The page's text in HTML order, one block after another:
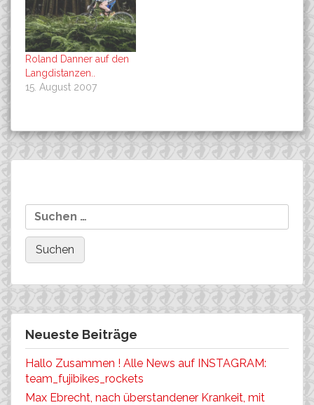
Roland Danner auf den
Langdistanzen..
15. August 2007
Neueste Beiträge
Hallo Zusammen ! Alle News auf INSTAGRAM:
team_fujibikes_rockets
Max Ebrecht, nach überstandener Krankeit, mit